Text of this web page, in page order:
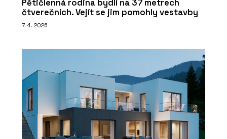
Pětičlenná rodina bydlí na 37 metrech
čtverečních. Vejít se jim pomohly vestavby
7. 4. 2026